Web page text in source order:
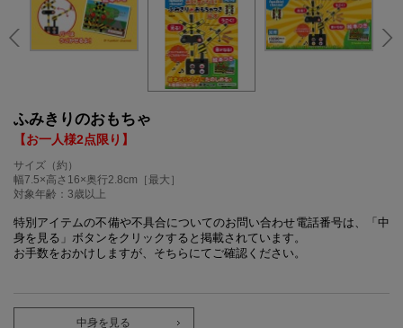
ふみきりのおもちゃ
【お一人様2点限り】
サイズ（約）
幅7.5×高さ16×奥行2.8cm［最大］
対象年齢：3歳以上
特別アイテムの不備や不具合についてのお問い合わせ電話番号は、「中
身を見る」ボタンをクリックすると掲載されています。
お手数をおかけしますが、そちらにてご確認ください。
中身を見る